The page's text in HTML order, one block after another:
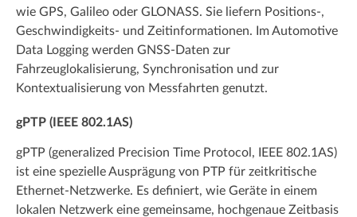
wie GPS, Galileo oder GLONASS. Sie liefern Positions-,
Geschwindigkeits- und Zeitinformationen. Im Automotive
Data Logging werden GNSS-Daten zur
Fahrzeuglokalisierung, Synchronisation und zur
Kontextualisierung von Messfahrten genutzt.
gPTP (IEEE 802.1AS)
gPTP (generalized Precision Time Protocol, IEEE 802.1AS)
ist eine spezielle Ausprägung von PTP für zeitkritische
Ethernet-Netzwerke. Es definiert, wie Geräte in einem
lokalen Netzwerk eine gemeinsame, hochgenaue Zeitbasis